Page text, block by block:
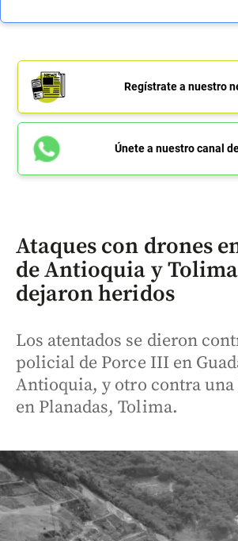
Regístrate a nuestro
Únete a nuestro canal
Ataques con drones
de Antioquia y
dejaron heridos
Los atentados se dieron
policial de Porce III en
Antioquia, y otro contra
en Planadas, Tolima.